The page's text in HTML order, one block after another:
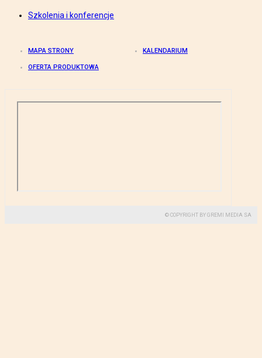
Szkolenia i konferencje
MAPA STRONY KALENDARIUM
OFERTA PRODUKTOWA
© COPYRIGHT BY GREMI MEDIA SA